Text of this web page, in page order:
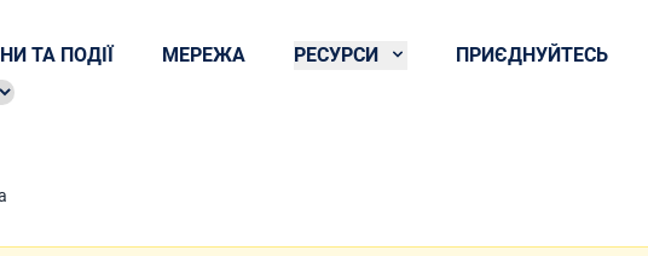
ТА ПОДІЇ МЕРЕЖА РЕСУРСИ ПРИЄДНУЙТЕСЬ